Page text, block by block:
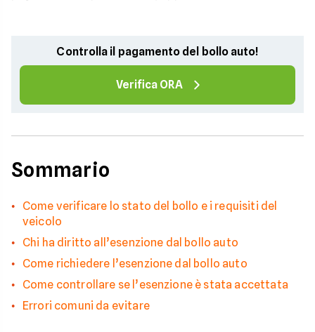
Controlla il pagamento del bollo auto!
Verifica ORA
Sommario
Come verificare lo stato del bollo e i requisiti del
veicolo
Chi ha diritto all’esenzione dal bollo auto
Come richiedere l’esenzione dal bollo auto
Come controllare se l’esenzione è stata accettata
Errori comuni da evitare